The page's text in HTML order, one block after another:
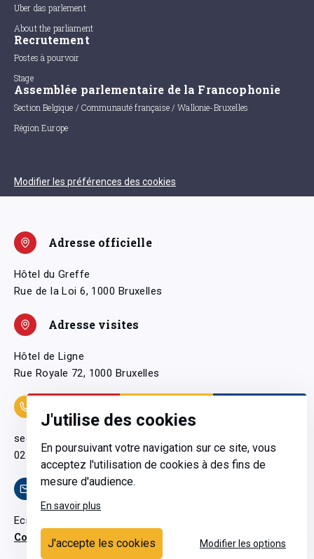
J'utilise des cookies
En poursuivant votre navigation sur ce site, vous
acceptez l'utilisation de cookies à des fins de
mesure d'audience.
En savoir plus
J'accepte les cookies Modifier les options
Uber das parlement
About the parliament
Recrutement
Postes à pourvoir
Stage
Assemblée parlementaire de la Francophonie
Section Belgique / Communauté française / Wallonie-Bruxelles
Région Europe
Modifier les préférences des cookies
Adresse officielle
Hôtel du Greffe
Rue de la Loi 6, 1000 Bruxelles
Adresse visites
Hôtel de Ligne
Rue Royale 72, 1000 Bruxelles
secretariatgeneral@pfwb.be
02 506 38 11
Contact
Ecrivez-nous
Contactez-nous